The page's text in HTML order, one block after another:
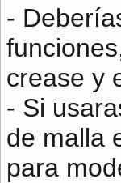
-
crease y
- Si
de malla
para